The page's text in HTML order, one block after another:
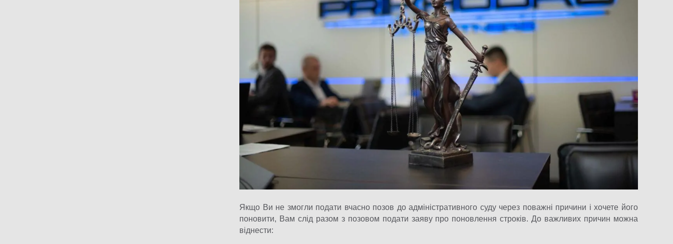
Якщо Ви не змогли подати вчасно позов до адміністративного суду через поважні причини і хочете його
поновити, Вам слід разом з позовом подати заяву про поновлення строків. До важливих причин можна
віднести: